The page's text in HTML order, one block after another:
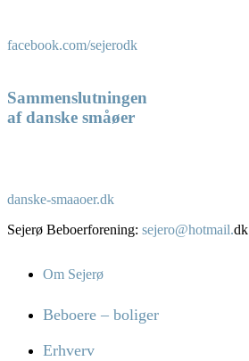
facebook.com/sejerodk
Sammenslutningen
af danske småøer
danske-smaaoer.dk
Sejerø Beboerforening: sejero@hotmail.dk
Om Sejerø
Beboere – boliger
Erhverv